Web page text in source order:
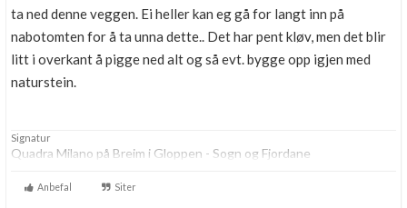
ta ned denne veggen. Ei heller kan eg gå for langt inn på
nabotomten for å ta unna dette.. Det har pent kløv, men det blir
litt i overkant å pigge ned alt og så evt. bygge opp igjen med
naturstein.
Signatur
Quadra Milano på Breim i Gloppen - Sogn og Fjordane
Anbefal Siter